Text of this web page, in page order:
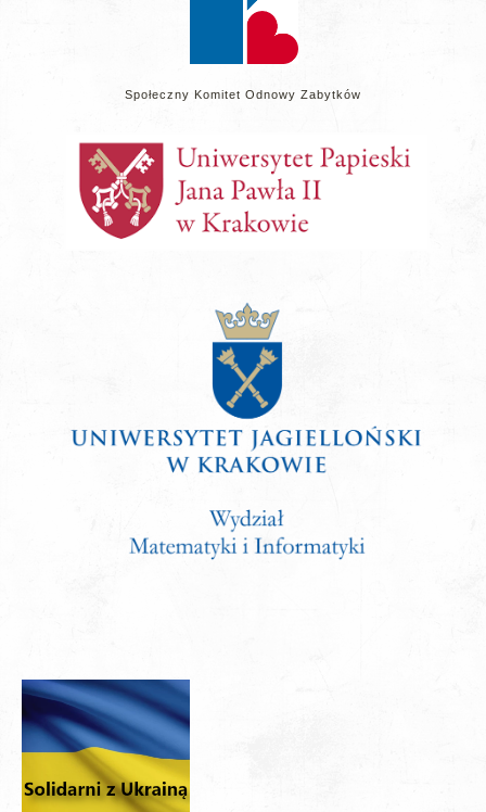
Społeczny Komitet Odnowy Zabytków